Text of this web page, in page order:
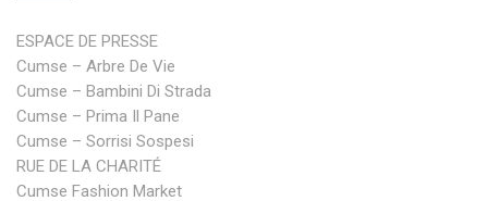
ESPACE DE PRESSE
Cumse – Arbre De Vie
Cumse – Bambini Di Strada
Cumse – Prima Il Pane
Cumse – Sorrisi Sospesi
RUE DE LA CHARITÉ
Cumse Fashion Market